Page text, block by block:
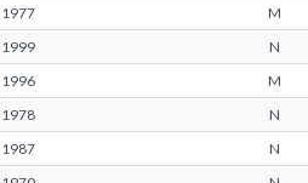
1977 M
1999 N
1996 M
1978 N
1987 N